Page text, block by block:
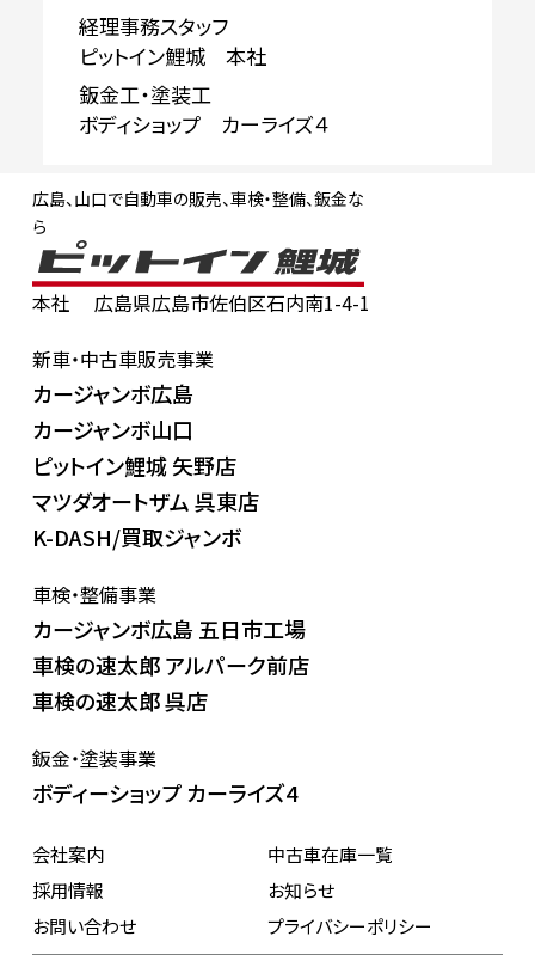
経理事務スタッフ
ピットイン鯉城 本社
鈑金工・塗装工
ボディショップ カーライズ４
広島、山口で自動車の販売、車検・整備、鈑金な
ら
本社
広島県広島市佐伯区石内南1-4-1
新車・中古車販売事業
カージャンボ広島
カージャンボ山口
ピットイン鯉城 矢野店
マツダオートザム 呉東店
K-DASH/買取ジャンボ
車検・整備事業
カージャンボ広島 五日市工場
車検の速太郎 アルパーク前店
車検の速太郎 呉店
鈑金・塗装事業
ボディーショップ カーライズ4
会社案内
中古車在庫一覧
採用情報
お知らせ
お問い合わせ
プライバシーポリシー